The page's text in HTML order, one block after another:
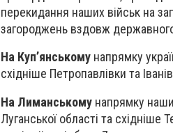
перекидання наших військ на
загороджень вздовж
На Куп’янському напрямку
східніше Петропавлівки та
На Лиманському напрямку
Луганської області та східніше